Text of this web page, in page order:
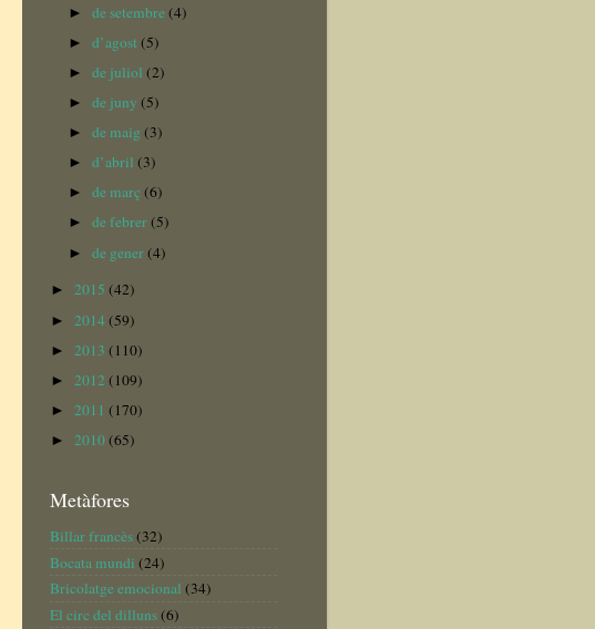
►de setembre(4)
►d’agost(5)
►de juliol(2)
►de juny(5)
►de maig(3)
►d’abril(3)
►de març(6)
►de febrer(5)
►de gener(4)
► 2015 (42)
► 2014 (59)
► 2013 (110)
► 2012 (109)
► 2011 (170)
► 2010(65)
Metàfores
Billar francès(32)
Bocata mundi (24)
Bricolatge emocional (34)
El circ del dilluns(6)